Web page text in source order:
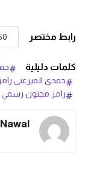
رابط مختصر
كلمات دليلية
حمدي الميرغني
رامز مجنون رسمي
Nawal